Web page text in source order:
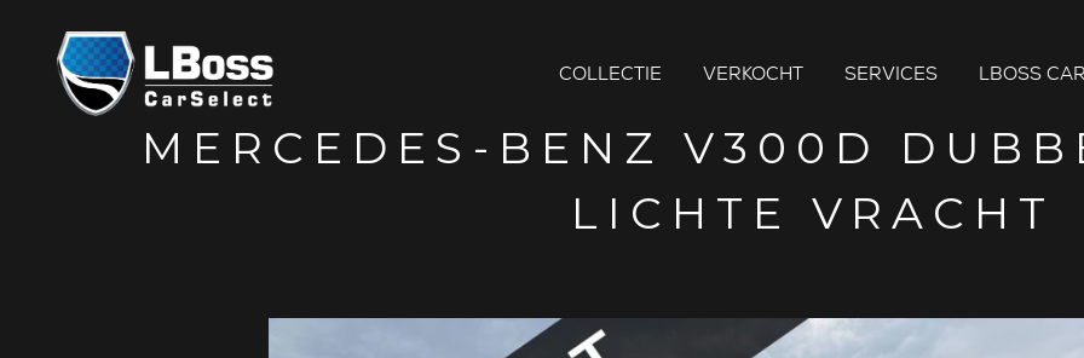
COLLECTIE VERKOCHT SERVICES LBOSS
MERCEDES-BENZ V300D
LICHTE VRACHT